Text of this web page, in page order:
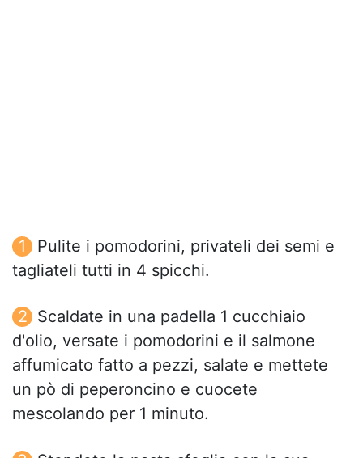
Pulite i pomodorini, privateli dei semi e
tagliateli tutti in 4 spicchi.
Scaldate in una padella 1 cucchiaio
d'olio, versate i pomodorini e il salmone
affumicato fatto a pezzi, salate e mettete
un pò di peperoncino e cuocete
mescolando per 1 minuto.